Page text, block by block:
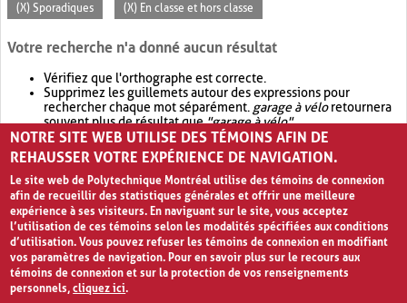
(X) Sporadiques (X) En classe et hors classe
Votre recherche n'a donné aucun résultat
Vérifiez que l'orthographe est correcte.
Supprimez les guillemets autour des expressions pour
rechercher chaque mot séparément. garage à véloretournera
souvent plus de résultat que"garage à vélo".
Envisagez d'élargir votre recherche avec OR.garage OR vélo
retournera souvent plus de résultat quegarage à vélo
NOTRE SITE WEB UTILISE DES TÉMOINS AFIN DE
REHAUSSER VOTRE EXPÉRIENCE DE NAVIGATION.
Le site web de Polytechnique Montréal utilise des témoins de connexion
afin de recueillir des statistiques générales et offrir une meilleure
expérience à ses visiteurs. En naviguant sur le site, vous acceptez
l’utilisation de ces témoins selon les modalités spécifiées aux conditions
d’utilisation. Vous pouvez refuser les témoins de connexion en modifiant
vos paramètres de navigation. Pour en savoir plus sur le recours aux
témoins de connexion et sur la protection de vos renseignements
personnels,cliquez ici.